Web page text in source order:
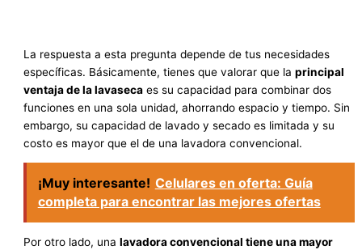
La respuesta a esta pregunta depende de tus necesidades
específicas. Básicamente, tienes que valorar que laprincipal
ventaja de la lavaseca es su capacidad para combinar dos
funciones en una sola unidad, ahorrando espacio y tiempo. Sin
embargo, su capacidad de lavado y secado es limitada y su
costo es mayor que el de una lavadora convencional.
¡Muy interesante! Celulares en oferta: Guía
completa para encontrar las mejores ofertas
Por otro lado, unalavadora convencional tiene una mayor